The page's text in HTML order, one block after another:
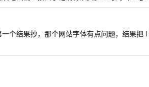
个结果抄，那个网站字体有点问题，结果把